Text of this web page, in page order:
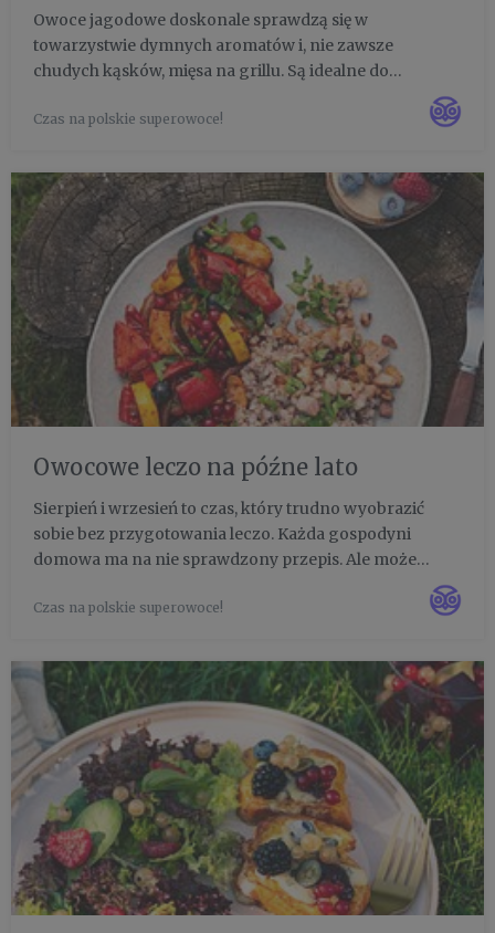
Owoce jagodowe doskonale sprawdzą się w
towarzystwie dymnych aromatów i, nie zawsze
chudych kąsków, mięsa na grillu. Są idealne do
podawać na surowo w sałatkach. Ożywiają smak,
Czas na polskie superowoce!
Owocowe leczo na późne lato
Sierpień i wrzesień to czas, który trudno wyobrazić
sobie bez przygotowania leczo. Każda gospodyni
domowa ma na nie sprawdzony przepis. Ale może
połączenie czarnej i czerwonej porzeczki z warzywami
skradnie Wasze serce, a domownicy i goście dadzą się
Czas na polskie superowoce!